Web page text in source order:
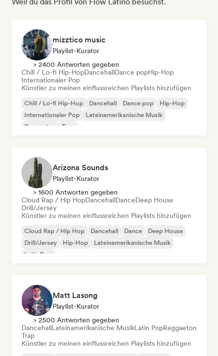
mizztico music
Playlist-Kurator
> 2400 Antworten gegeben
Chill / Lo-fi Hip-HopDancehallDance popHip-Hop
Internationaler Pop
Künstler zu meinen einflussreichen Playlists hinzufügen
Chill / Lo-fi Hip-Hop Dancehall Dance pop
Hip-Hop
Internationaler Pop
Lateinamerikanische Musik
Reggaeton
Trap
Arizona Sounds
Playlist-Kurator
> 1600 Antworten gegeben
Cloud Rap / Hip HopDancehallDanceDeep House
Drill/Jersey
Künstler zu meinen einflussreichen Playlists hinzufügen
Cloud Rap / Hip Hop Dancehall Dance
Deep House
Drill/Jersey
Hip-Hop
Lateinamerikanische Musik
Latin Pop
Matt Lasong
Playlist-Kurator
> 2500 Antworten gegeben
DancehallLateinamerikanische MusikLatin PopReggaeton
Trap
Künstler zu meinen einflussreichen Playlists hinzufügen